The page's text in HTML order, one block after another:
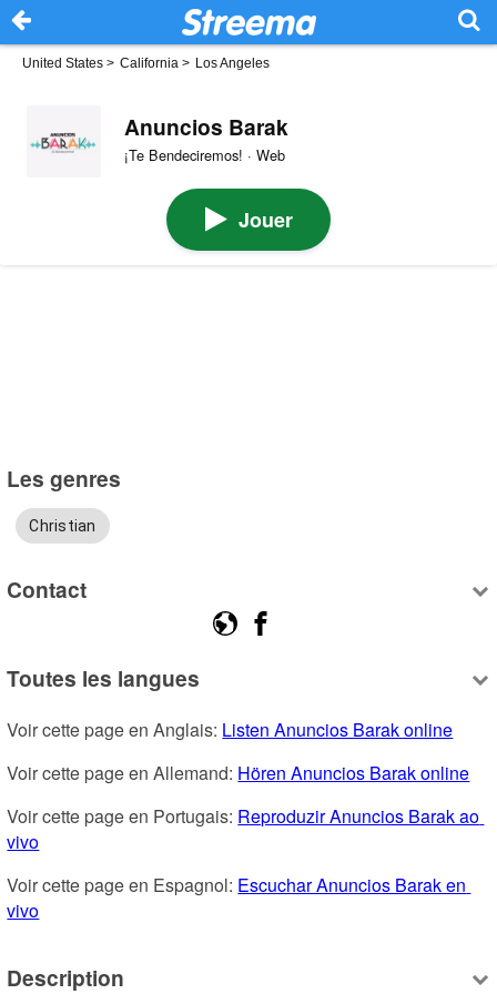
United States > California > Los Angeles
Anuncios Barak
¡Te Bendeciremos! · Web
Jouer
Les genres
Christian
Contact
Toutes les langues
Voir cette page en Anglais: Listen Anuncios Barak online
Voir cette page en Allemand: Hören Anuncios Barak online
Voir cette page en Portugais: Reproduzir Anuncios Barak ao
vivo
Voir cette page en Espagnol: Escuchar Anuncios Barak en
vivo
Description